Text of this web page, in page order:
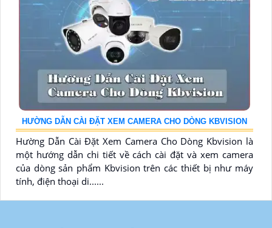
HƯỜNG DẪN CÀI ĐẶT XEM CAMERA CHO DÒNG KBVISION
Hường Dẫn Cài Đặt Xem Camera Cho Dòng Kbvision là
một hướng dẫn chi tiết về cách cài đặt và xem camera
của dòng sản phẩm Kbvision trên các thiết bị như máy
tính, điện thoại di......